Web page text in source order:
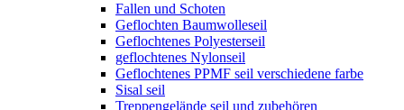
Fallen und Schoten
Geflochten Baumwolleseil
Geflochtenes Polyesterseil
geflochtenes Nylonseil
Geflochtenes PPMF seil verschiedene farbe
Sisal seil
Treppengelände seil und zubehören